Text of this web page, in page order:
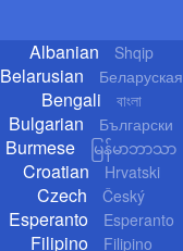
Albanian Shqip
Belarusian Беларуская
Bengali বাংলা
Bulgarian Български
Burmese မြန်မာဘာသာ
Croatian Hrvatski
Czech Český
Esperanto Esperanto
Filipino Filipino